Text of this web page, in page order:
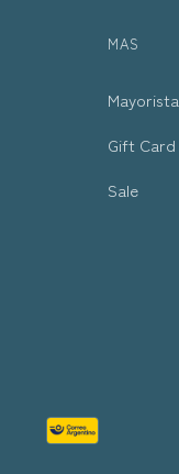
MAS
Gift Card
Sale